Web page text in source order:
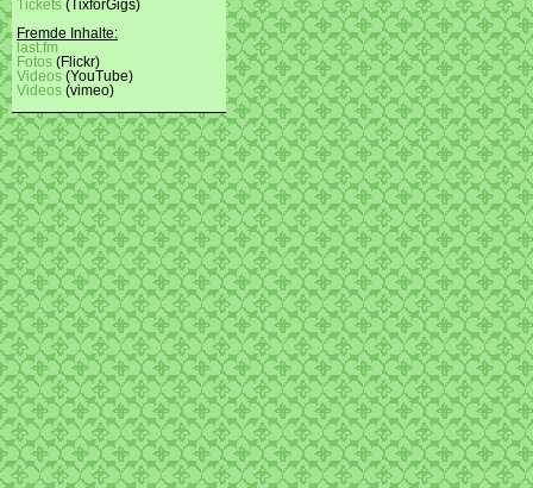
Tickets (TixforGigs)
Fremde Inhalte:
last.fm
Fotos (Flickr)
Videos (YouTube)
Videos (vimeo)